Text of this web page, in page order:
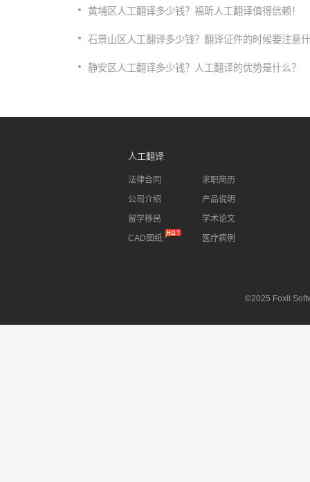
黄埔区人工翻译多少钱？福昕人工翻译值得信赖！
石景山区人工翻译多少钱？翻译证件的时候要注意
静安区人工翻译多少钱？人工翻译的优势是什么？
人工翻译
法律合同
公司介绍
留学移民
CAD图纸
求职简历
产品说明
学术论文
医疗病例
©2025 Foxit